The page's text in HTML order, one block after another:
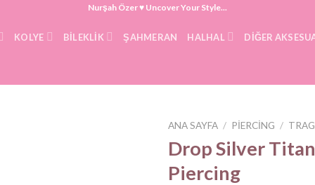
Nurşah Özer ♥ Uncover Your Style...
KOLYE BILEKLIK ŞAHMERAN HALHAL DIĞER
ANA SAYFA / PIERCING /
Drop Silver
Piercing